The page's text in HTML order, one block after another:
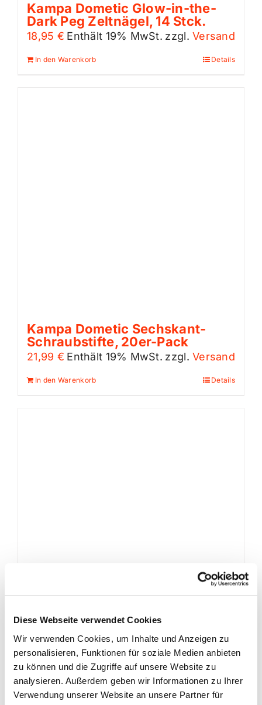
Diese Webseite verwendet Cookies
Wir verwenden Cookies, um Inhalte und Anzeigen zu
personalisieren, Funktionen für soziale Medien anbieten
zu können und die Zugriffe auf unsere Website zu
analysieren. Außerdem geben wir Informationen zu Ihrer
Verwendung unserer Website an unsere Partner für
Kampa Dometic Glow-in-the-
Dark Peg Zeltnägel, 14 Stck.
18,95 € Enthält 19% MwSt. zzgl.Versand
In den Warenkorb Details
Kampa Dometic Sechskant-
Schraubstifte, 20er-Pack
21,99 € Enthält 19% MwSt. zzgl.Versand
In den Warenkorb Details
Vechline Verlängerungskabel
CEE Gegendeutsch 2,5mm²
6,95€ Enthält 19% MwSt. zzgl.Versand
In den Warenkorb Details